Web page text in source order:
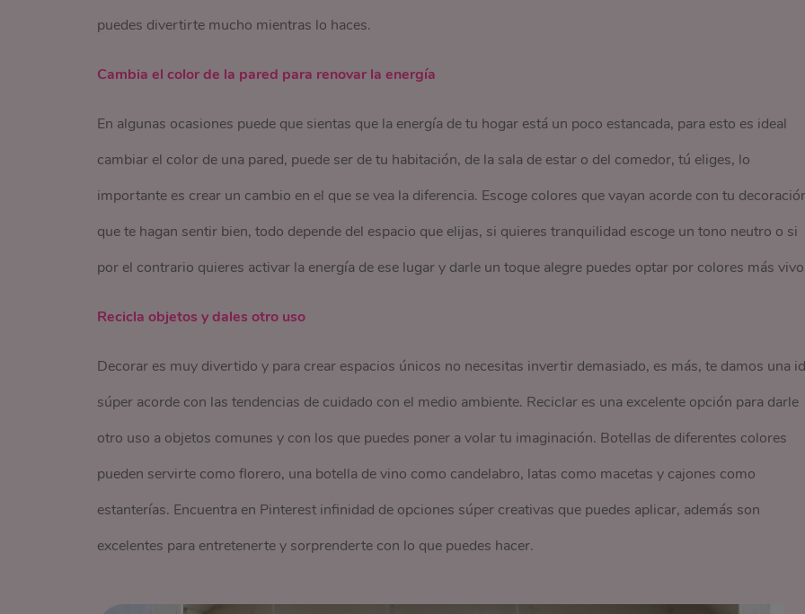
puedes divertirte mucho mientras lo haces.
Cambia el color de la pared para renovar la energía
En algunas ocasiones puede que sientas que la energía de tu hogar está un poco estancada, para esto es ideal
cambiar el color de una pared, puede ser de tu habitación, de la sala de estar o del comedor, tú eliges, lo
importante es crear un cambio en el que se vea la diferencia. Escoge colores que vayan acorde con tu
que te hagan sentir bien, todo depende del espacio que elijas, si quieres tranquilidad escoge un tono neutro o si
por el contrario quieres activar la energía de ese lugar y darle un toque alegre puedes optar por colores más
Recicla objetos y dales otro uso
Decorar es muy divertido y para crear espacios únicos no necesitas invertir demasiado, es más, te damos una
súper acorde con las tendencias de cuidado con el medio ambiente. Reciclar es una excelente opción para darle
otro uso a objetos comunes y con los que puedes poner a volar tu imaginación. Botellas de diferentes colores
pueden servirte como florero, una botella de vino como candelabro, latas como macetas y cajones como
estanterías. Encuentra en Pinterest infinidad de opciones súper creativas que puedes aplicar, además son
excelentes para entretenerte y sorprenderte con lo que puedes hacer.